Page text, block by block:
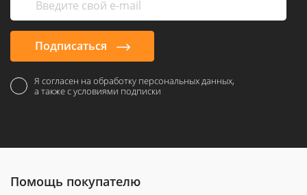
Подписаться
Я согласен на обработку персональных данных,
а также с условиями подписки
Помощь покупателю